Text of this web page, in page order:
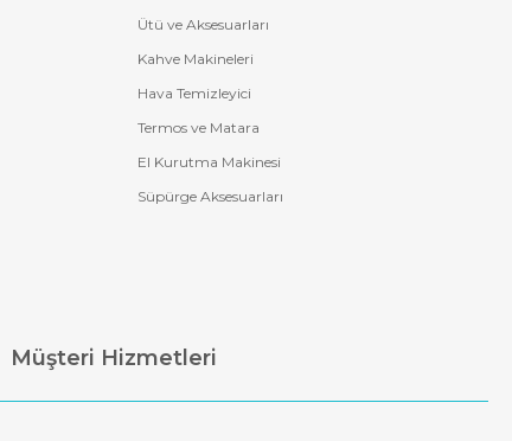
Ütü ve Aksesuarları
Kahve Makineleri
Hava Temizleyici
Termos ve Matara
El Kurutma Makinesi
Süpürge Aksesuarları
Müşteri Hizmetleri